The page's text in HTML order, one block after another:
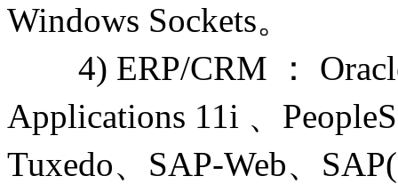
Windows Sockets。
4) ERP/CRM ：
Applications 11i 、
Tuxedo、SAP-Web、